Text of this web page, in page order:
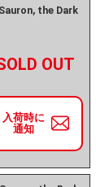
the Dark
－ +
入荷時に
通知